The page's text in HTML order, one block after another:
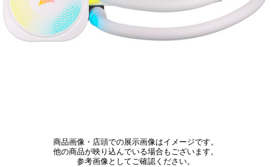
商品画像・店頭での展示画像はイメージです。
他の商品が映り込んでいる場合もございます。
参考画像としてご確認ください。